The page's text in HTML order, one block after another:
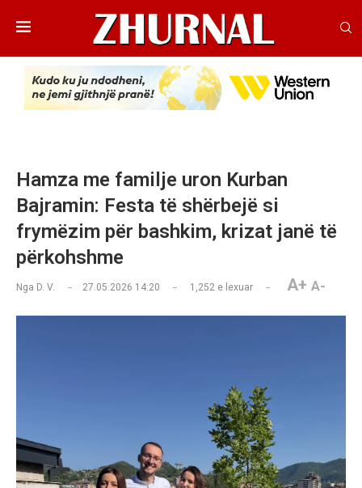
Hamza me familje uron Kurban
Bajramin: Festa të shërbejë si
frymëzim për bashkim, krizat janë të
përkohshme
Nga D. V. 27.05.2026 14:20 1,252 e lexuar A+ A-